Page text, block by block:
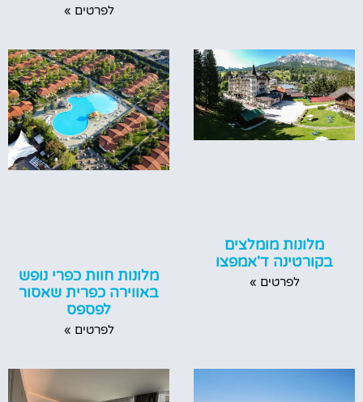
לפרטים »
מלונות מומלצים
בקורטינה ד'אמפצו
לפרטים »
מלונות חוות כפרי נופש
באווירה כפרית שאסור
לפספס
לפרטים »